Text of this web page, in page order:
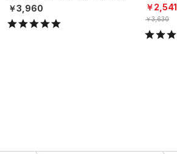
ル/MEN）
￥3,960 ￥2,541
￥3,630